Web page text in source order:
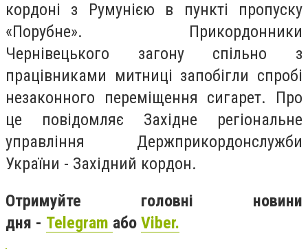
кордоні з Румунією в пункті пропуску
«Порубне». Прикордонники
Чернівецького загону спільно з
працівниками митниці запобігли спробі
незаконного переміщення сигарет. Про
це повідомляє Західне регіональне
управління Держприкордонслужби
України - Західний кордон.
Отримуйте головні новини
дня - Telegram або Viber.